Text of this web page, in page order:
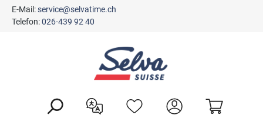
springen
E-Mail:service@selvatime.ch
Telefon:026-439 92 40